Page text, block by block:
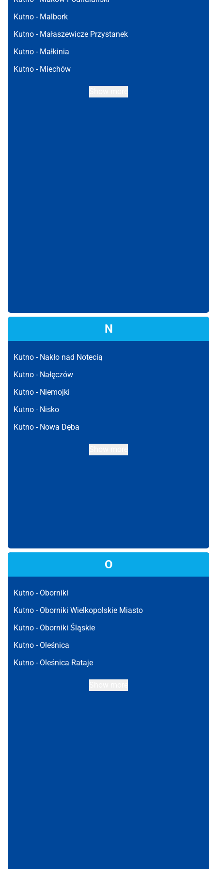
Kutno - Malbork
Kutno - Małaszewicze Przystanek
Kutno - Małkinia
Kutno - Miechów
N
Kutno - Nakło nad Notecią
Kutno - Nałęczów
Kutno - Niemojki
Kutno - Nisko
Kutno - Nowa Dęba
O
Kutno - Oborniki
Kutno - Oborniki Wielkopolskie Miasto
Kutno - Oborniki Śląskie
Kutno - Oleśnica
Kutno - Oleśnica Rataje